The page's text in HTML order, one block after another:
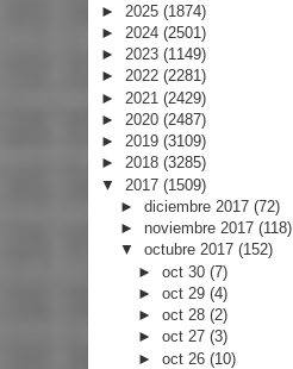
► 2025 (1874)
► 2024 (2501)
► 2023 (1149)
► 2022 (2281)
► 2021 (2429)
► 2020 (2487)
► 2019 (3109)
► 2018 (3285)
▼ 2017 (1509)
► diciembre 2017 (72)
► noviembre 2017 (118)
▼ octubre 2017 (152)
►oct 30(7)
►oct 29(4)
►oct 28(2)
►oct 27(3)
►oct 26(10)